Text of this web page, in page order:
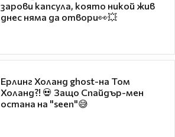
зарови капсула, която никой жив
днес няма да отвори👀💥
Ерлинг Холанд ghost-на Том
Холанд?! 💀 Защо Спайдър-мен
остана на "seen"😅